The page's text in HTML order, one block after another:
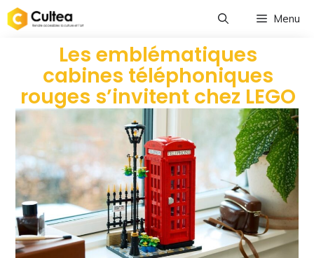
Menu
Les emblématiques
cabines téléphoniques
rouges s’invitent chez LEGO